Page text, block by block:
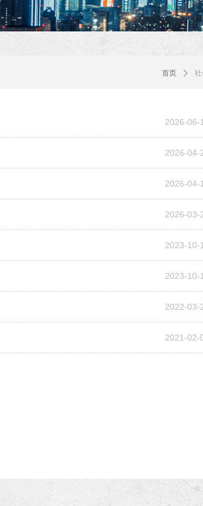
首页 ꄲ
2026-06-
2026-04-
2026-04-
2026-03-
2023-10-
2023-10-
2022-03-
2021-02-